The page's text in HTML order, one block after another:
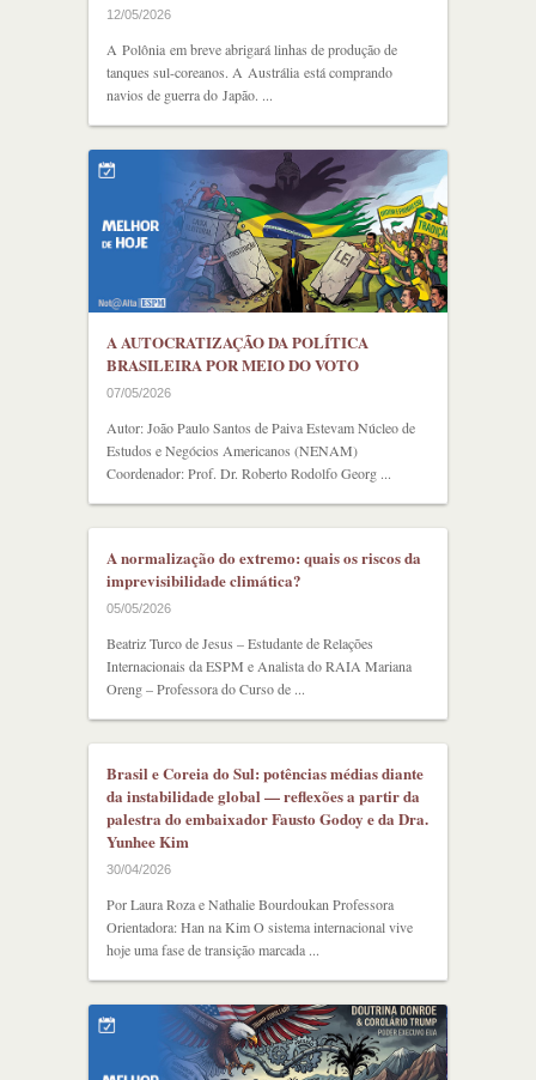
12/05/2026
A Polônia em breve abrigará linhas de produção de
tanques sul-coreanos. A Austrália está comprando
navios de guerra do Japão. ...
A AUTOCRATIZAÇÃO DA POLÍTICA
BRASILEIRA POR MEIO DO VOTO
07/05/2026
Autor: João Paulo Santos de Paiva Estevam Núcleo de
Estudos e Negócios Americanos (NENAM)
Coordenador: Prof. Dr. Roberto Rodolfo Georg ...
A normalização do extremo: quais os riscos da
imprevisibilidade climática?
05/05/2026
Beatriz Turco de Jesus – Estudante de Relações
Internacionais da ESPM e Analista do RAIA Mariana
Oreng – Professora do Curso de ...
Brasil e Coreia do Sul: potências médias diante
da instabilidade global — reflexões a partir da
palestra do embaixador Fausto Godoy e da Dra.
Yunhee Kim
30/04/2026
Por Laura Roza e Nathalie Bourdoukan Professora
Orientadora: Han na Kim O sistema internacional vive
hoje uma fase de transição marcada ...